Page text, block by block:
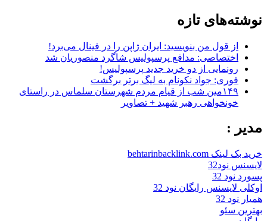
نوشته‌های تازه
از قول من بنویسید: ایران ژاپن را در فینال می‌برد!
اختصاصی: مدافع پرسپولیس شاگرد منصوریان شد
رونمایی از دو خرید جدید پرسپولیس!
فوری: جواد نکونام به لیگ برتر برگشت
۱۴۹مین شب از قیام مردم شهرستان سلماس در راستای
خونخواهی رهبر شهید + تصاویر
مدیر :
خرید بک لینک behtarinbacklink.com
لایسنس نود32
پسورد نود 32
اوکلی لایسنس رایگان نود 32
همیار نود 32
بهترین سئو